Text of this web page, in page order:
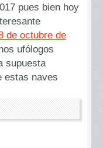
pues bien hoy
de octubre de
ufólogos
supuesta
estas naves